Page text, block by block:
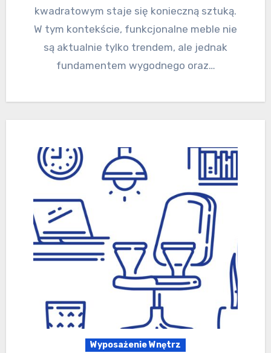
kwadratowym staje się konieczną sztuką.
W tym kontekście, funkcjonalne meble nie
są aktualnie tylko trendem, ale jednak
fundamentem wygodnego oraz…
Wyposażenie Wnętrz